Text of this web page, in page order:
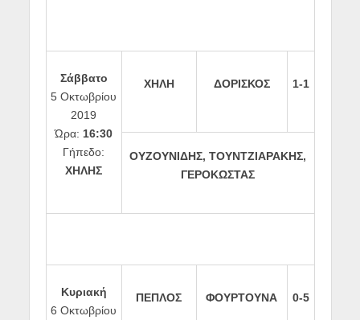
Σάββατο
5 Οκτωβρίου
2019
Ώρα: 16:30
Γήπεδο:
ΧΗΛΗΣ
ΧΗΛΗ ΔΟΡΙΣΚΟΣ 1-1
ΟΥΖΟΥΝΙΔΗΣ, ΤΟΥΝΤΖΙΑΡΑΚΗΣ,
ΓΕΡΟΚΩΣΤΑΣ
Κυριακή
6 Οκτωβρίου
ΠΕΠΛΟΣ ΦΟΥΡΤΟΥΝΑ 0-5